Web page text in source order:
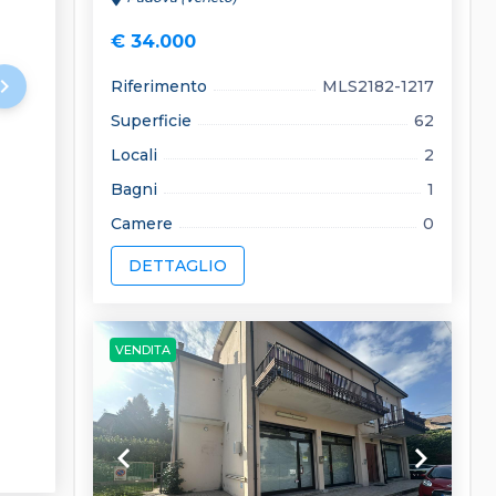
keyboard_arrow_right
€ 34.000
Riferimento
MLS2182-1217
Superficie
62
Locali
2
Bagni
1
Camere
0
DETTAGLIO
VENDITA
keyboard_arrow_left keyboard_arrow_right